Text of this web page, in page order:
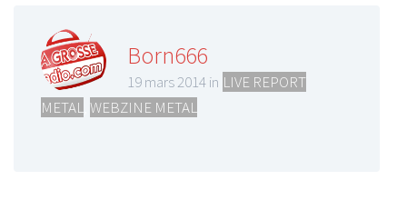
Born666
19 mars 2014 in LIVE REPORT
METAL WEBZINE METAL